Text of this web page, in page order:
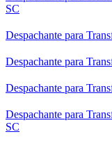
SC
Despachante para
Despachante para
Despachante para
Despachante para
SC